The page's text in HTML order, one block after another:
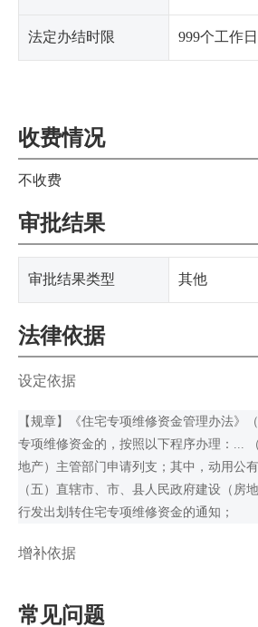
法定办结时限 999个工作日
收费情况
不收费
审批结果
审批结果类型 其他
法律依据
设定依据
【规章】《住宅专项维修资金管理办法
专项维修资金的，按照以下程序办理：...
地产）主管部门申请列支；其中，动用公
（五）直辖市、市、县人民政府建设（
行发出划转住宅专项维修资金的通知；
增补依据
常见问题